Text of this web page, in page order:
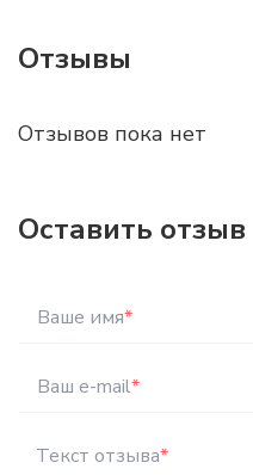
Отзывы
Отзывов пока нет
Оставить отзыв
Ваше имя*
Ваш e-mail*
Текст отзыва*